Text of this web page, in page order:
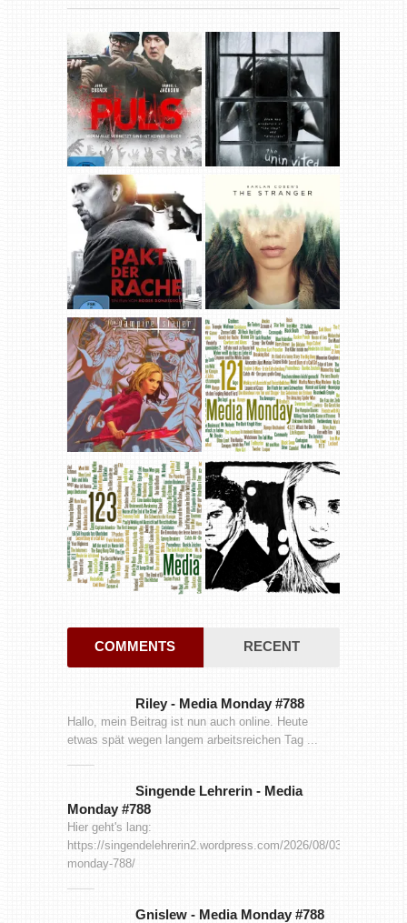
COMMENTS RECENT
Riley- Media Monday #788
Hallo, mein Beitrag ist nun auch online. Heute
etwas spät wegen langem arbeitsreichen Tag ...
Singende Lehrerin - Media
Monday #788
Hier geht's lang:
https://singendelehrerin2.wordpress.com/2026/08/03/media-
monday-788/
Gnislew - Media Monday #788